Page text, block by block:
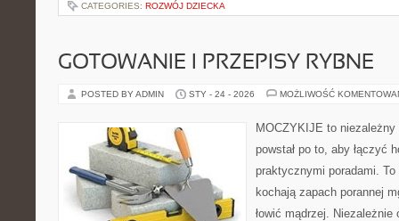
CATEGORIES: ROZWÓJ DZIECKA
GOTOWANIE I PRZEPISY RYBNE
POSTED BY ADMIN STY - 24 - 2026 MOŻLIWOŚĆ
MOCZYKIJE to
powstał po to, aby łączyć
praktycznymi poradami.
kochają zapach porannej
łowić mądrzej.